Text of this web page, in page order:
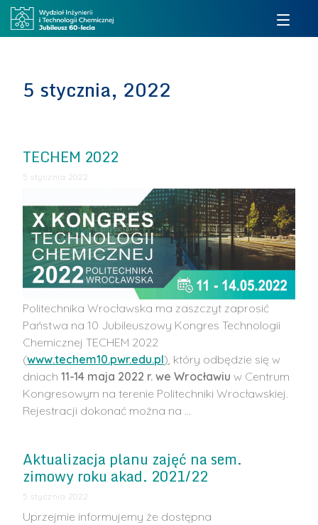
5 stycznia, 2022
TECHEM 2022
5 stycznia 2022
Politechnika Wrocławska ma zaszczyt zaprosić
Państwa na 10 Jubileuszowy Kongres Technologii
Chemicznej TECHEM 2022
(www.techem10.pwr.edu.pl) , który odbędzie się w
dniach11-14 maja 2022 r. we Wrocławiu w Centrum
Kongresowym na terenie Politechniki Wrocławskiej.
Rejestracji dokonać można na …
Aktualizacja planu zajęć na sem.
zimowy roku akad. 2021/22
5 stycznia 2022
Uprzejmie informujemy że dostępna